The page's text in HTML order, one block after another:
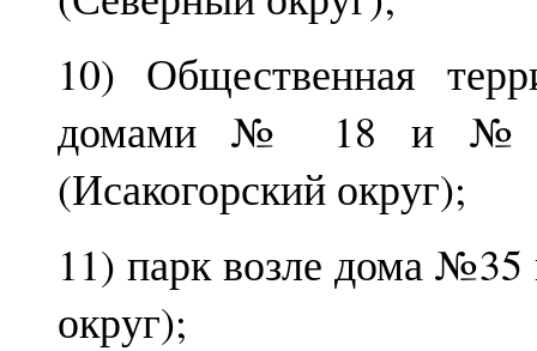
10) Общественная
домами № 18 и №
(Исакогорский округ);
11) парк возле дома
округ);